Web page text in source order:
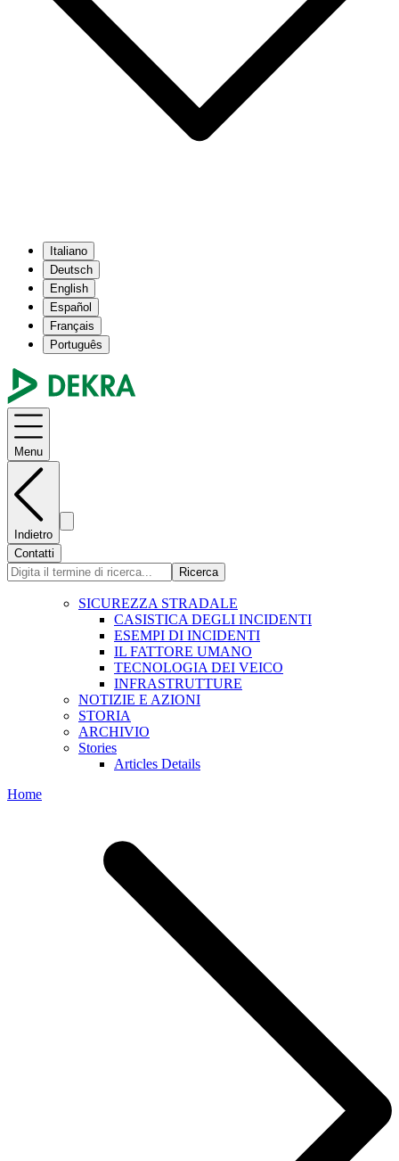
Italiano
Deutsch
English
Español
Français
Português
Menu
Indietro
Contatti
Ricerca
SICUREZZA STRADALE
CASISTICA DEGLI INCIDENTI
ESEMPI DI INCIDENTI
IL FATTORE UMANO
TECNOLOGIA DEI VEICO
INFRASTRUTTURE
NOTIZIE E AZIONI
STORIA
ARCHIVIO
Stories
Articles Details
Home